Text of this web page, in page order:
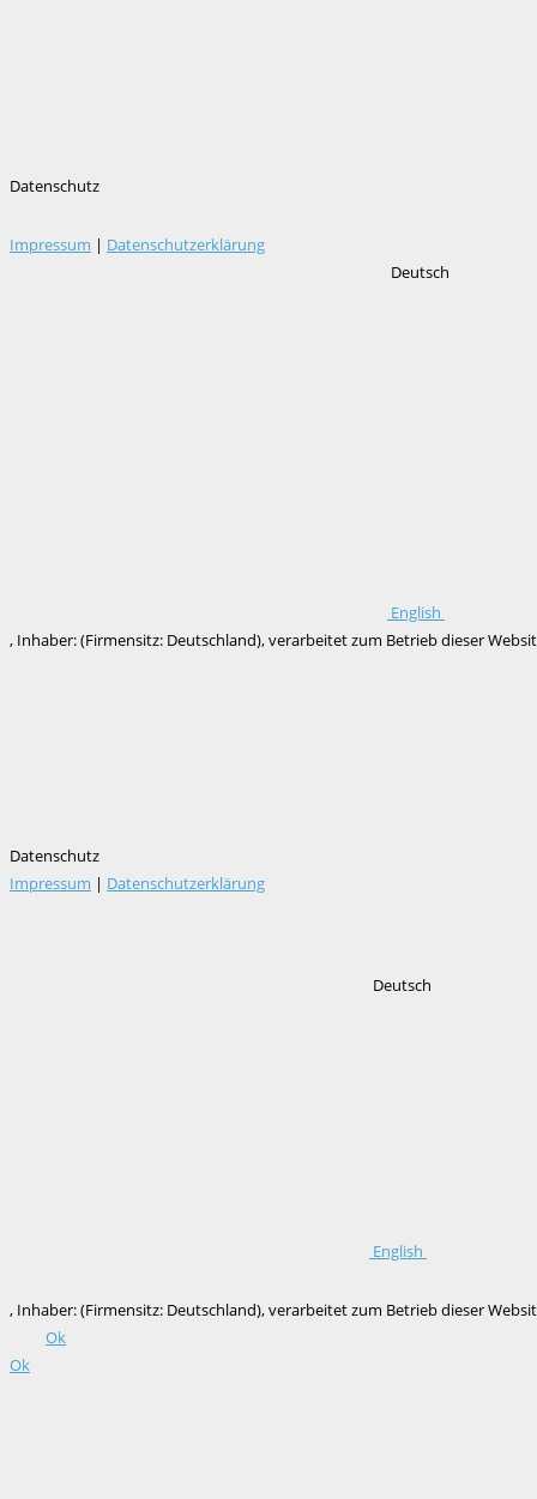
Datenschutz
Impressum | Datenschutzerklärung
Deutsch
English
, Inhaber: (Firmensitz: Deutschland), verarbeitet zum Betrieb dieser
Datenschutz
Impressum | Datenschutzerklärung
Deutsch
English
, Inhaber: (Firmensitz: Deutschland), verarbeitet zum Betrieb dieser
Ok
Ok